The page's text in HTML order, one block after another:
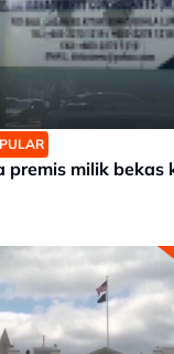
premis milik bekas